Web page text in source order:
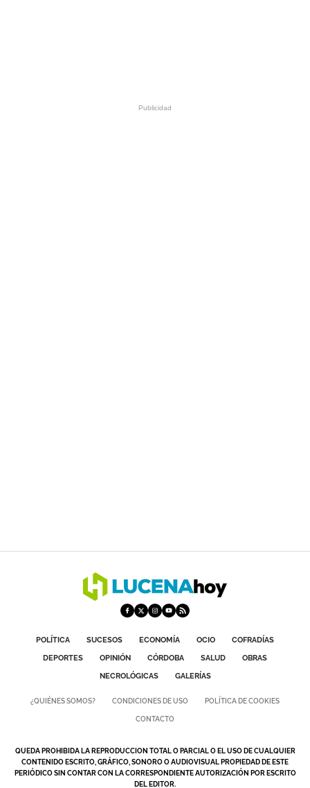
POLÍTICA SUCESOS ECONOMÍA OCIO
COFRADÍAS
DEPORTES
OPINIÓN CÓRDOBA SALUD
OBRAS
NECROLÓGICAS
GALERÍAS
¿QUIÉNES SOMOS? CONDICIONES DE USO POLÍTICA DE COOKIES
CONTACTO
QUEDA PROHIBIDA LA REPRODUCCION TOTAL O PARCIAL O EL USO DE CUALQUIER
CONTENIDO ESCRITO, GRÁFICO, SONORO O AUDIOVISUAL PROPIEDAD DE ESTE
PERIÓDICO SIN CONTAR CON LA CORRESPONDIENTE AUTORIZACIÓN POR ESCRITO
DEL EDITOR.